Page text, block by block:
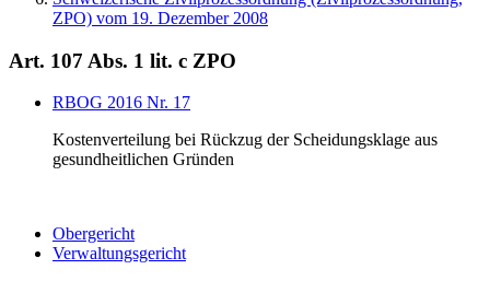
ZPO) vom 19. Dezember 2008
Art. 107 Abs. 1 lit. c ZPO
RBOG 2016 Nr. 17
Kostenverteilung bei Rückzug der Scheidungsklage aus
gesundheitlichen Gründen
Obergericht
Verwaltungsgericht